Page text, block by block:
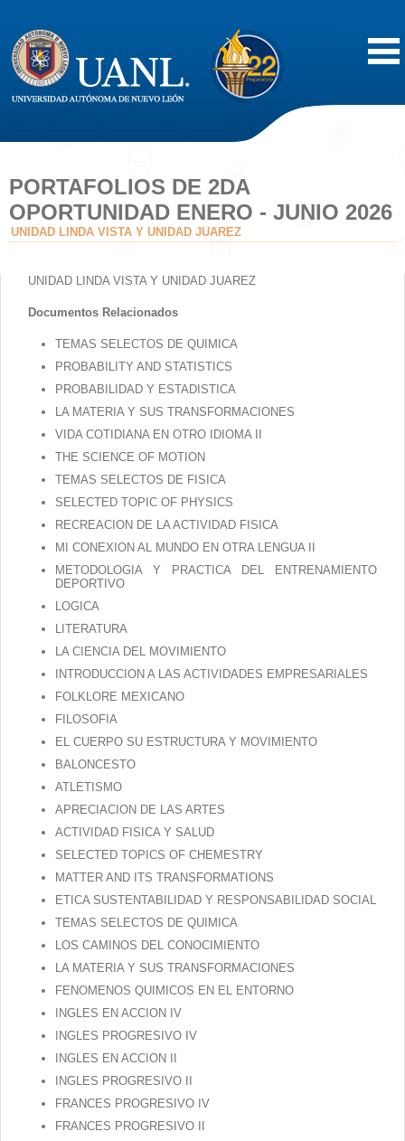
Acerca de
Oferta Educativa
Vida Estudiantil
Servicios
Difusión
Contacto
PORTAFOLIOS DE 2DA
OPORTUNIDAD ENERO - JUNIO 2026
UNIDAD LINDA VISTA Y UNIDAD JUAREZ
UNIDAD LINDA VISTA Y UNIDAD JUAREZ
Documentos Relacionados
TEMAS SELECTOS DE QUIMICA
PROBABILITY AND STATISTICS
PROBABILIDAD Y ESTADISTICA
LA MATERIA Y SUS TRANSFORMACIONES
VIDA COTIDIANA EN OTRO IDIOMA II
THE SCIENCE OF MOTION
TEMAS SELECTOS DE FISICA
SELECTED TOPIC OF PHYSICS
RECREACION DE LA ACTIVIDAD FISICA
MI CONEXION AL MUNDO EN OTRA LENGUA II
METODOLOGIA Y PRACTICA DEL ENTRENAMIENTO
DEPORTIVO
LOGICA
LITERATURA
LA CIENCIA DEL MOVIMIENTO
INTRODUCCION A LAS ACTIVIDADES EMPRESARIALES
FOLKLORE MEXICANO
FILOSOFIA
EL CUERPO SU ESTRUCTURA Y MOVIMIENTO
BALONCESTO
ATLETISMO
APRECIACION DE LAS ARTES
ACTIVIDAD FISICA Y SALUD
SELECTED TOPICS OF CHEMESTRY
MATTER AND ITS TRANSFORMATIONS
ETICA SUSTENTABILIDAD Y RESPONSABILIDAD SOCIAL
TEMAS SELECTOS DE QUIMICA
LOS CAMINOS DEL CONOCIMIENTO
LA MATERIA Y SUS TRANSFORMACIONES
FENOMENOS QUIMICOS EN EL ENTORNO
INGLES EN ACCION IV
INGLES PROGRESIVO IV
INGLES EN ACCION II
INGLES PROGRESIVO II
FRANCES PROGRESIVO IV
FRANCES PROGRESIVO II